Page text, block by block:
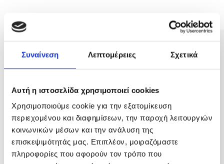
Συναίνεση Λεπτομέρειες Σχετικά
Αυτή η ιστοσελίδα χρησιμοποιεί cookies
Χρησιμοποιούμε cookie για την εξατομίκευση
περιεχομένου και διαφημίσεων, την παροχή λειτουργιών
κοινωνικών μέσων και την ανάλυση της
επισκεψιμότητάς μας. Επιπλέον, μοιραζόμαστε
πληροφορίες που αφορούν τον τρόπο που